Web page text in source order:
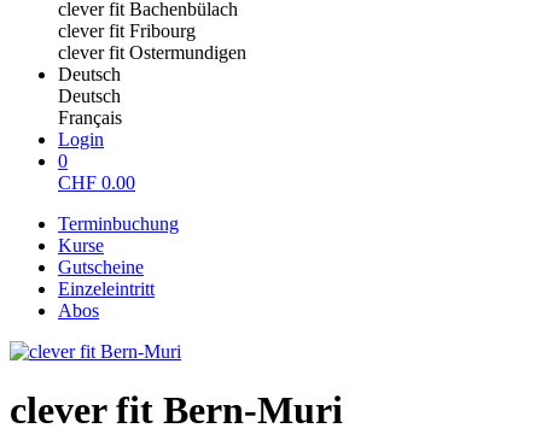
clever fit Bachenbülach
clever fit Fribourg
clever fit Ostermundigen
Deutsch
Deutsch
Français
Login
0
CHF 0.00
Terminbuchung
Kurse
Gutscheine
Einzeleintritt
Abos
clever fit Bern-Muri